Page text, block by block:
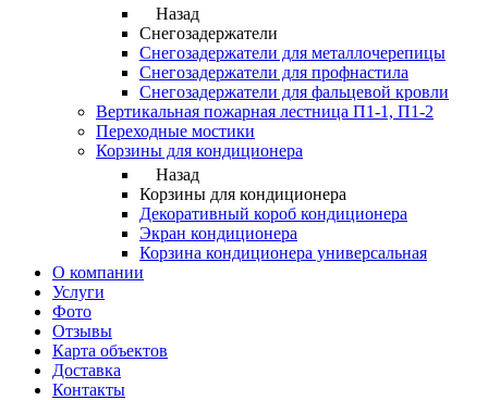
Назад
Снегозадержатели
Снегозадержатели для металлочерепицы
Снегозадержатели для профнастила
Снегозадержатели для фальцевой кровли
Вертикальная пожарная лестница П1-1, П1-2
Переходные мостики
Корзины для кондиционера
Назад
Корзины для кондиционера
Декоративный короб кондиционера
Экран кондиционера
Корзина кондиционера универсальная
О компании
Услуги
Фото
Отзывы
Карта объектов
Доставка
Контакты